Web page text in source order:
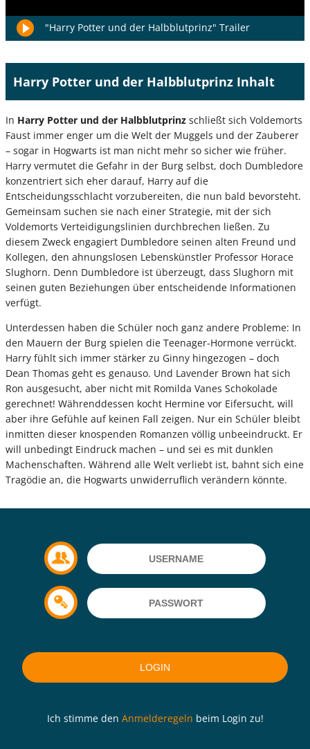
"Harry Potter und der Halbblutprinz" Trailer
Harry Potter und der Halbblutprinz Inhalt
In Harry Potter und der Halbblutprinz schließt sich Voldemorts
Faust immer enger um die Welt der Muggels und der Zauberer
– sogar in Hogwarts ist man nicht mehr so sicher wie früher.
Harry vermutet die Gefahr in der Burg selbst, doch Dumbledore
konzentriert sich eher darauf, Harry auf die
Entscheidungsschlacht vorzubereiten, die nun bald bevorsteht.
Gemeinsam suchen sie nach einer Strategie, mit der sich
Voldemorts Verteidigungslinien durchbrechen ließen. Zu
diesem Zweck engagiert Dumbledore seinen alten Freund und
Kollegen, den ahnungslosen Lebenskünstler Professor Horace
Slughorn. Denn Dumbledore ist überzeugt, dass Slughorn mit
seinen guten Beziehungen über entscheidende Informationen
verfügt.
Unterdessen haben die Schüler noch ganz andere Probleme: In
den Mauern der Burg spielen die Teenager-Hormone verrückt.
Harry fühlt sich immer stärker zu Ginny hingezogen – doch
Dean Thomas geht es genauso. Und Lavender Brown hat sich
Ron ausgesucht, aber nicht mit Romilda Vanes Schokolade
gerechnet! Währenddessen kocht Hermine vor Eifersucht, will
aber ihre Gefühle auf keinen Fall zeigen. Nur ein Schüler bleibt
inmitten dieser knospenden Romanzen völlig unbeeindruckt. Er
will unbedingt Eindruck machen – und sei es mit dunklen
Machenschaften. Während alle Welt verliebt ist, bahnt sich eine
Tragödie an, die Hogwarts unwiderruflich verändern könnte.
Ich stimme den Anmelderegeln beim Login zu!